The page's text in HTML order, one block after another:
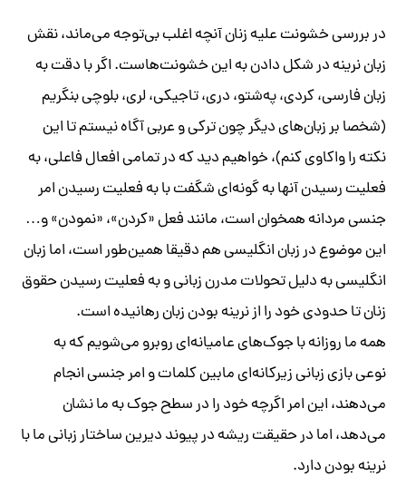
در بررسی خشونت علیه‌ زنان آنچه‌ اغلب بی‌توجه می‌ماند، نقش
زبان نرینه‌ در شکل دادن به‌ این خشونت‌ها‌‌ست. اگر با دقت به‌
زبان فارسی، کردی، په‌شتو، دری، تاجیکی، لری، بلوچی بنگریم
(شخصا بر زبان‌های دیگر چون ترکی و عربی آگاه‌ نیستم تا این
نکته‌ را واکاوی کنم)، خواهیم دید که‌ در تمامی افعال فاعلی، به‌
فعلیت رسیدن آنها به‌ گونه‌ای شگفت با به‌ فعلیت رسیدن امر
جنسی مردانه‌ همخوان است، مانند فعل «کردن»، «نمودن» و…
این موضوع در زبان انگلیسی هم دقیقا همین‌طور است، اما زبان
انگلیسی به‌ دلیل تحولات مدرن زبانی و به‌ فعلیت رسیدن حقوق
زنان تا حدودی خود را از نرینه‌ بودن زبان رهانیده‌ است.
همه‌ ما روزانه‌ با جوک‌‌های عامیانه‌ای روبرو می‌شویم که‌ به‌
نوعی بازی زبانی زیرکانه‌ای مابین کلمات و امر جنسی انجام
می‌دهند، این امر اگرچه‌ خود را در سطح جوک به‌ ما نشان
می‌دهد، اما در حقیقت ریشه‌ در پیوند دیرین ساختار زبانی ما با
نرینه‌ بودن دارد.